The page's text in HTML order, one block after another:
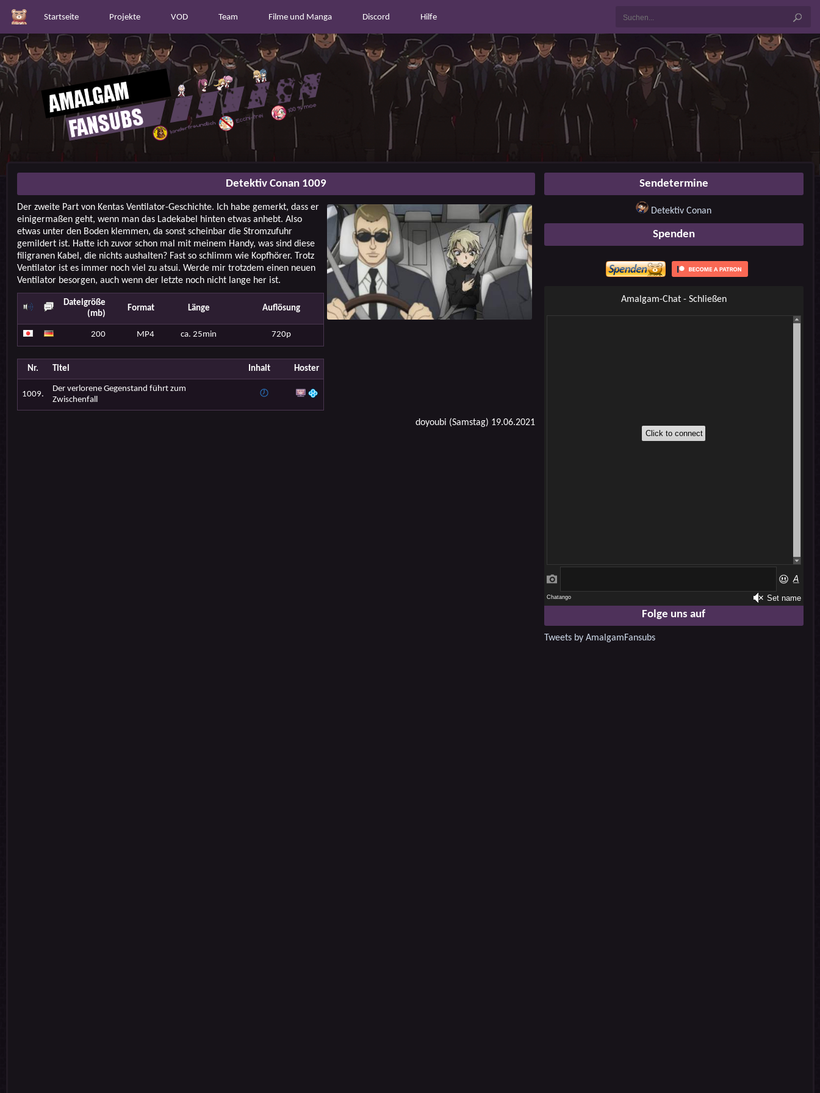
Startseite Projekte VOD Team Filme und Manga Discord Hilfe
Detektiv Conan 1009
Der zweite Part von Kentas Ventilator-Geschichte. Ich habe gemerkt, dass er
einigermaßen geht, wenn man das Ladekabel hinten etwas anhebt. Also
etwas unter den Boden klemmen, da sonst scheinbar die Stromzufuhr
gemildert ist. Hatte ich zuvor schon mal mit meinem Handy, was sind diese
filigranen Kabel, die nichts aushalten? Fast so schlimm wie Kopfhörer. Trotz
Ventilator ist es immer noch viel zu atsui. Werde mir trotzdem einen neuen
Ventilator besorgen, auch wenn der letzte noch nicht lange her ist.
Dateigröße
(mb)
Format Länge Auflösung
200 MP4 ca. 25min 720p
Nr. Titel Inhalt Hoster
1009.
Der verlorene Gegenstand führt zum
Zwischenfall
doyoubi (Samstag) 19.06.2021
Sendetermine
Detektiv Conan
Spenden
Amalgam-Chat - Schließen
Folge uns auf
Tweets by AmalgamFansubs